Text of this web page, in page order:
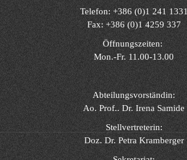
Telefon: +386 (0)1 241 1331
Fax: +386 (0)1 4259 337
Öffnungszeiten:
Mon.-Fr. 11.00-13.00
Abteilungsvorständin:
Ao. Prof.. Dr. Irena Samide
Stellvertreterin:
Doz. Dr. Petra Kramberger